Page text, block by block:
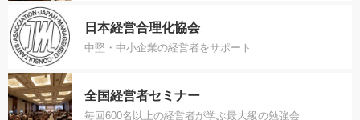
日本経営合理化協会
中堅・中小企業の経営者をサポート
全国経営者セミナー
毎回600名以上の経営者が学ぶ最大級の勉強会